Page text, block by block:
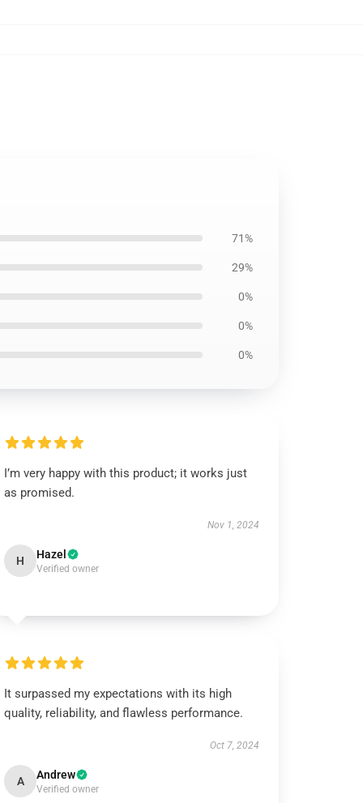
71%
29%
0%
0%
0%
I’m very happy with this product; it works just
as promised.
Nov 1, 2024
H Hazel
Verified owner
It surpassed my expectations with its high
quality, reliability, and flawless performance.
Oct 7, 2024
A Andrew
Verified owner